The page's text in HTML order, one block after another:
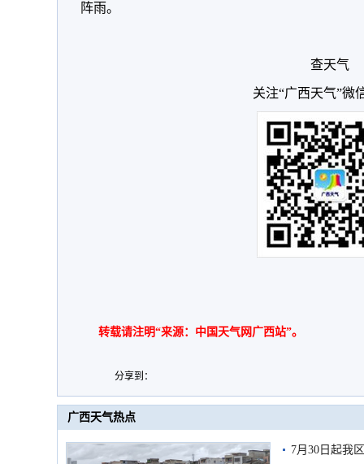
阵雨。
查天气
关注“广西天气”微
转载请注明“来源：中国天气网广西站”。
分享到：
广西天气热点
7月30日起我